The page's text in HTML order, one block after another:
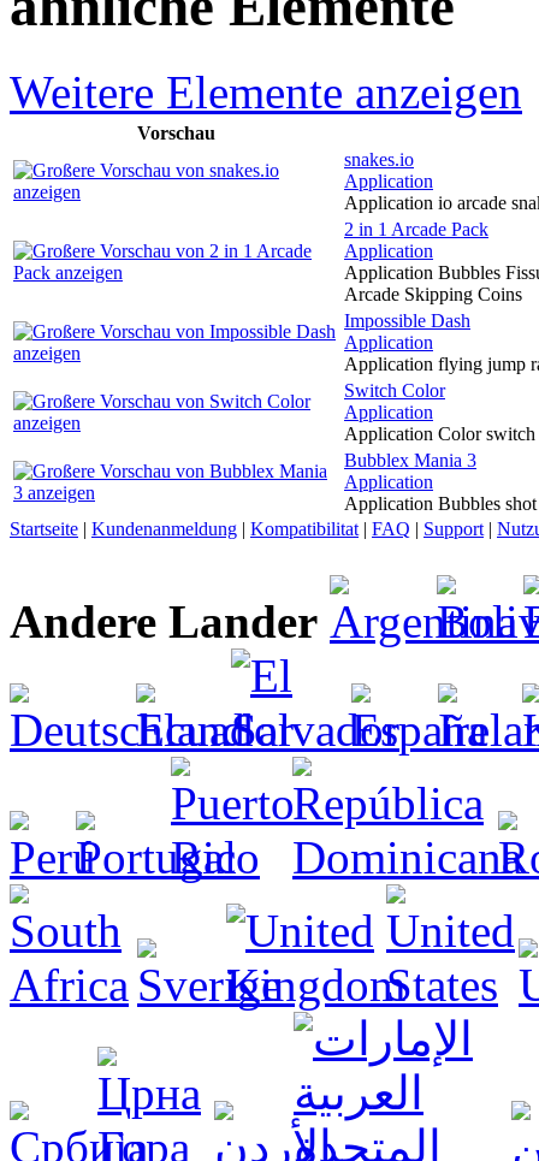
Weitere Elemente anzeigen
Vorschau
snakes.io
Application
Application io arcade
2 in 1 Arcade Pack
Application
Application Bubbles
Arcade Skipping Coins
Impossible Dash
Application
Application flying jump
Switch Color
Application
Application Color switch
Bubblex Mania 3
Application
Application Bubbles
Startseite | Kundenanmeldung | Kompatibilitat | FAQ | Support |
Andere Lander